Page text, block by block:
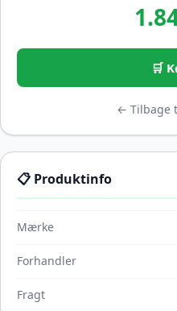
🛒
← Tilbage
📋 Produktinfo
Mærke
Forhandler
Fragt